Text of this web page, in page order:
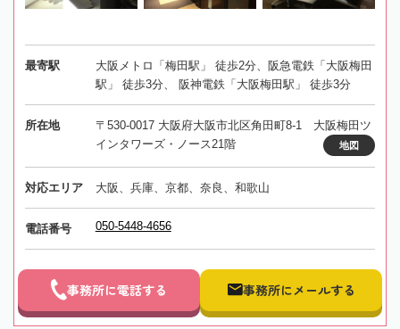
最寄駅
大阪メトロ「梅田駅」 徒歩2分、阪急電鉄「大阪梅田
駅」 徒歩3分、 阪神電鉄「大阪梅田駅」 徒歩3分
所在地
〒530-0017 大阪府大阪市北区角田町8-1 大阪梅田ツ
インタワーズ・ノース21階
地図
対応エリア 大阪、兵庫、京都、奈良、和歌山
電話番号 050-5448-4656
事務所に電話する 事務所にメールする